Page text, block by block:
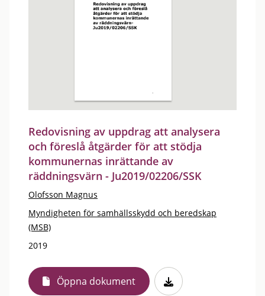
Redovisning av uppdrag att analysera
och föreslå åtgärder för att stödja
kommunernas inrättande av
räddningsvärn - Ju2019/02206/SSK
Olofsson Magnus
Myndigheten för samhällsskydd och beredskap
(MSB)
2019
Öppna dokument